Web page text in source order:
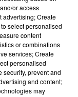
or access
advertising; Create
select personalised
content
or combinations
services; Create
personalised
security, prevent and
and content;
may